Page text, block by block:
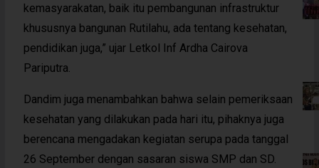
kemasyarakatan, baik itu pembangunan infrastruktur
khususnya bangunan Rutilahu, ada tentang kesehatan,
pendidikan juga,” ujar Letkol Inf Ardha Cairova
Pariputra.
Dandim juga menambahkan bahwa selain pemeriksaan
kesehatan yang dilakukan pada hari itu, pihaknya juga
berencana mengadakan kegiatan serupa pada tanggal
26 September dengan sasaran siswa SMP dan SD.